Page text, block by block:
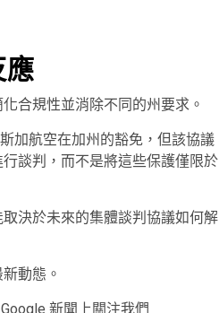
應
合規性並消除不同的州要求。
加航空在加州的豁免，但該協議
談判，而不是將這些保護僅限於
決於未來的集體談判協議如何解
動態。
新聞上關注我們